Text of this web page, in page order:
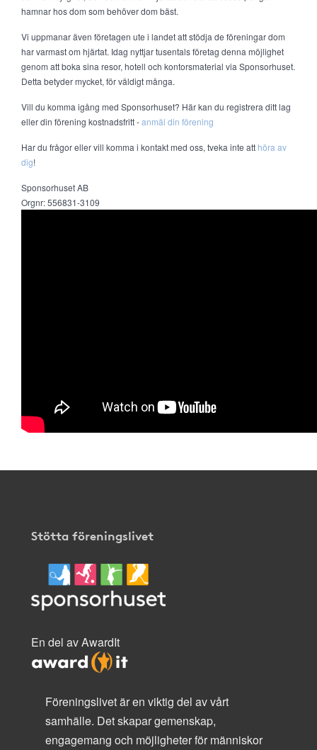
hamnar hos dom som behöver dom bäst.
Vi uppmanar även företagen ute i landet att stödja de föreningar dom
har varmast om hjärtat. Idag nyttjar tusentals företag denna möjlighet
genom att boka sina resor, hotell och kontorsmaterial via Sponsorhuset.
Detta betyder mycket, för väldigt många.
Vill du komma igång med Sponsorhuset? Här kan du registrera ditt lag
eller din förening kostnadsfritt -anmäl din förening
Har du frågor eller vill komma i kontakt med oss, tveka inte att höra av
dig!
Sponsorhuset AB
Orgnr: 556831-3109
Stötta föreningslivet
En del av AwardIt
Föreningslivet är en viktig del av vårt
samhälle. Det skapar gemenskap,
engagemang och möjligheter för människor